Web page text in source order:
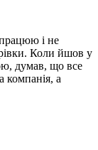
працюю і не
Коли йшов у
думав, що все
компанія, а